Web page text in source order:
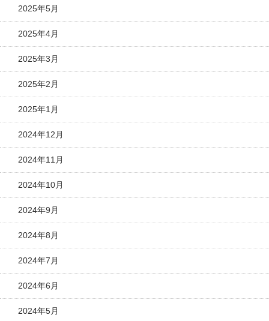
2025年5月
2025年4月
2025年3月
2025年2月
2025年1月
2024年12月
2024年11月
2024年10月
2024年9月
2024年8月
2024年7月
2024年6月
2024年5月